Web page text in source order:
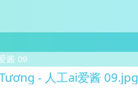
酱 09
- 人工ai爱酱 09.jpg